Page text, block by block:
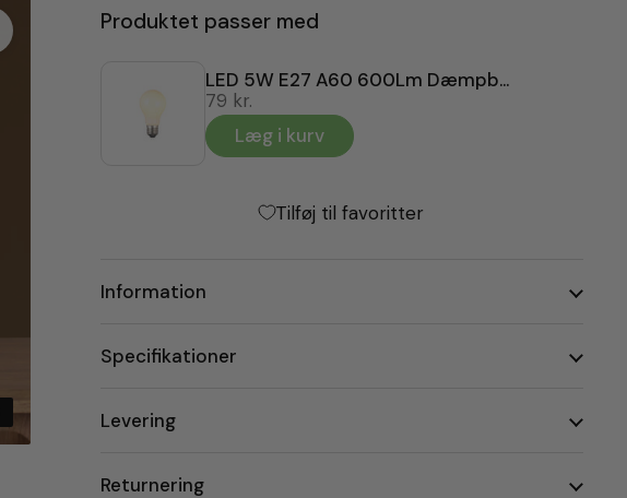
Produktet passer med
LED 5W E27 A60 600Lm Dæmpbar
79 kr.
Læg i kurv
Tilføj til favoritter
Information
Specifikationer
Levering
Returnering